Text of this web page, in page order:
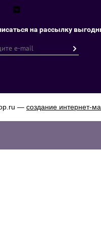
на рассылку
— создание интернет-